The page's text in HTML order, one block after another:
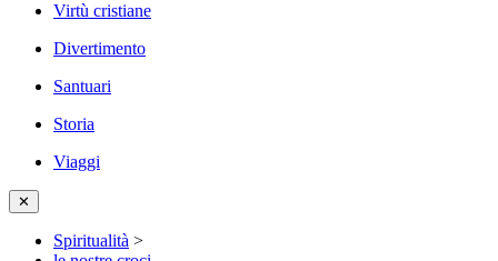
Virtù cristiane
Divertimento
Santuari
Storia
Viaggi
✕
Spiritualità >